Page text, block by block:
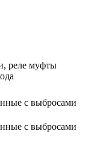
реле муфты
с выбросами
с выбросами